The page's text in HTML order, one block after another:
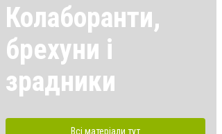
Колаборанти,
брехуни і
зрадники
Всі матеріали тут